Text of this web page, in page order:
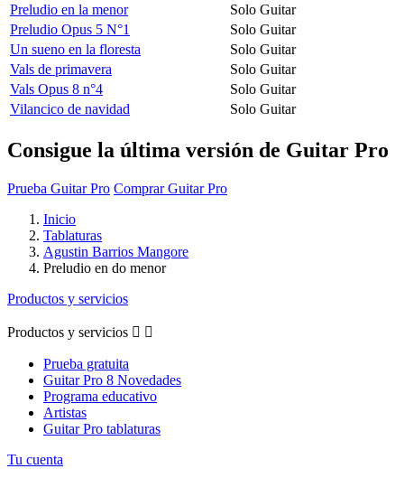
Preludio en la menor
Solo Guitar
Preludio Opus 5 N°1
Solo Guitar
Un sueno en la floresta
Solo Guitar
Vals de primavera
Solo Guitar
Vals Opus 8 n°4
Solo Guitar
Vilancico de navidad
Solo Guitar
Consigue la última versión de Guitar Pro
Prueba Guitar Pro Comprar Guitar Pro
Inicio
Tablaturas
Agustin Barrios Mangore
Preludio en do menor
Productos y servicios
Productos y servicios  
Prueba gratuita
Guitar Pro 8 Novedades
Programa educativo
Artistas
Guitar Pro tablaturas
Tu cuenta